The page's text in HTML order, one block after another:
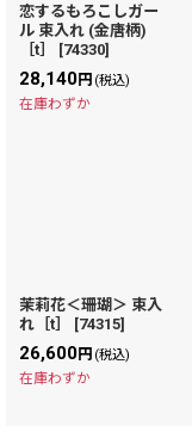
恋するもろこしガー
ル 束入れ (金唐柄)
［t］
[74330]
28,140円 (税込)
在庫わずか
茉莉花＜珊瑚＞ 束入
れ［t］
[74315]
26,600円 (税込)
在庫わずか